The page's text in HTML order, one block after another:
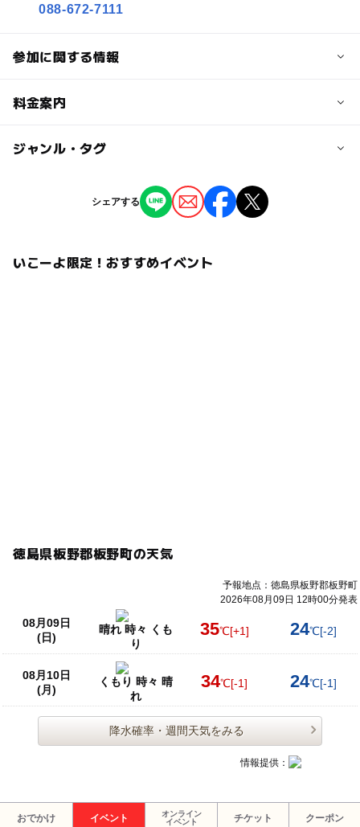
088-672-7111
参加に関する情報
対象年齢
投映時間や人数は変更になる場合がございます。
料金案内
子供の料金
子供の料金詳細
ジャンル・タグ
ものづくり・学び体験
タグ
シェアする
いこーよ限定！おすすめイベント
徳島県板野郡板野町の天気
予報地点：徳島県板野郡板野町
2026年08月09日 12時00分発表
08月09日
(日)
晴れ 時々 くも
り
35℃[+1] 24℃[-2]
08月10日
(月)
くもり 時々 晴
れ
34℃[-1] 24℃[-1]
降水確率・週間天気をみる
情報提供：
おでかけ イベント
オンライン
イベント
チケット クーポン